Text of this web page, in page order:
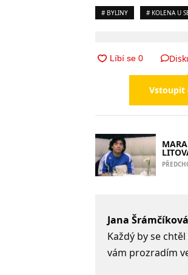
# BYLINY # KOLENA U
Vstoupit
Jana Šrámčíková
Každý by se
vám prozradím